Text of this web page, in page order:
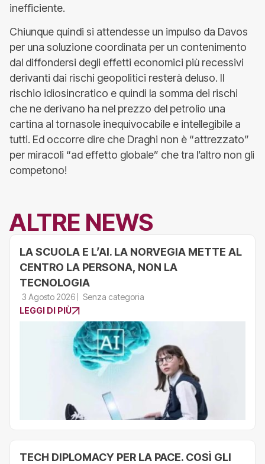
inefficiente.
Chiunque quindi si attendesse un impulso da Davos
per una soluzione coordinata per un contenimento
dal diffondersi degli effetti economici più recessivi
derivanti dai rischi geopolitici resterà deluso. Il
rischio idiosincratico e quindi la somma dei rischi
che ne derivano ha nel prezzo del petrolio una
cartina al tornasole inequivocabile e intellegibile a
tutti. Ed occorre dire che Draghi non è “attrezzato”
per miracoli “ad effetto globale” che tra l’altro non gli
competono!
ALTRE NEWS
LA SCUOLA E L’AI. LA NORVEGIA METTE AL
CENTRO LA PERSONA, NON LA
TECNOLOGIA
3 Agosto 2026
Senza categoria
LEGGI DI PIÙ
TECH DIPLOMACY PER LA PACE. COSÌ GLI